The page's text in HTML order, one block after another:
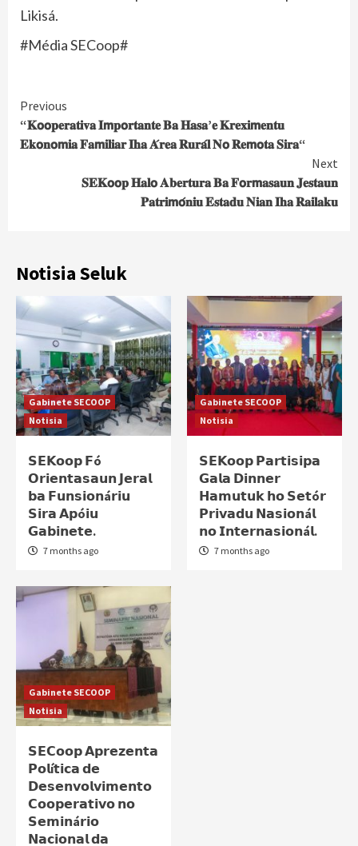
Likisá.
#Média SECoop#
Continue
Reading
Previous
“𝐊𝗼𝗼𝐩𝐞𝐫𝐚𝐭𝐢𝐯𝐚 𝐈𝗺𝐩𝗼𝐫𝐭𝐚𝐧𝐭𝐞 𝐁𝐚 𝐇𝐚𝐬𝐚’𝐞 𝐊𝐫𝐞𝐱𝐢𝗺𝐞𝐧𝐭𝐮
𝐄𝐤𝗼𝐧𝗼𝗺𝐢𝐚 𝐅𝐚𝗺𝐢𝐥𝐢𝐚𝐫 𝐈𝐡𝐚 𝐀́𝐫𝐞𝐚 𝐑𝐮𝐫𝐚́𝐥 𝐍𝗼 𝐑𝐞𝗺𝗼𝐭𝐚 𝐒𝐢𝐫𝐚“
Next
𝐒𝐄𝐊𝗼𝗼𝐩 𝐇𝐚𝐥𝗼 𝐀𝐛𝐞𝐫𝐭𝐮𝐫𝐚 𝐁𝐚 𝐅𝗼𝐫𝗺𝐚𝐬𝐚𝐮𝐧 𝐉𝐞𝐬𝐭𝐚𝐮𝐧
𝐏𝐚𝐭𝐫𝐢𝗺𝗼́𝐧𝐢𝐮 𝐄𝐬𝐭𝐚𝐝𝐮 𝐍𝐢𝐚𝐧 𝐈𝐡𝐚 𝐑𝐚𝐢𝐥𝐚𝐤𝐮
Notisia Seluk
Gabinete SECOOP
Notisia
𝗦𝗘𝗞𝗼𝗼𝗽 𝗙ó
𝗢𝗿𝗶𝗲𝗻𝘁𝗮𝘀𝗮𝘂𝗻 𝗝𝗲𝗿𝗮𝗹
𝗯𝗮 𝗙𝘂𝗻𝘀𝗶𝗼𝗻á𝗿𝗶𝘂
𝗦𝗶𝗿𝗮 𝗔𝗽ó𝗶𝘂
𝗚𝗮𝗯𝗶𝗻𝗲𝘁𝗲.
7 months ago
Gabinete SECOOP
Notisia
𝗦𝗘𝗞𝗼𝗼𝗽 𝗣𝗮𝗿𝘁𝗶𝘀𝗶𝗽𝗮
𝗚𝗮𝗹𝗮 𝗗𝗶𝗻𝗻𝗲𝗿
𝗛𝗮𝗺𝘂𝘁𝘂𝗸 𝗵𝗼 𝗦𝗲𝘁ó𝗿
𝗣𝗿𝗶𝘃𝗮𝗱𝘂 𝗡𝗮𝘀𝗶𝗼𝗻á𝗹
𝗻𝗼 𝗜𝗻𝘁𝗲𝗿𝗻𝗮𝘀𝗶𝗼𝗻á𝗹.
7 months ago
Gabinete SECOOP
Notisia
𝗦𝗘𝗖𝗼𝗼𝗽 𝗔𝗽𝗿𝗲𝘇𝗲𝗻𝘁𝗮
𝗣𝗼𝗹í𝘁𝗶𝗰𝗮 𝗱𝗲
𝗗𝗲𝘀𝗲𝗻𝘃𝗼𝗹𝘃𝗶𝗺𝗲𝗻𝘁𝗼
𝗖𝗼𝗼𝗽𝗲𝗿𝗮𝘁𝗶𝘃𝗼 𝗻𝗼
𝗦𝗲𝗺𝗶𝗻á𝗿𝗶𝗼
𝗡𝗮𝗰𝗶𝗼𝗻𝗮𝗹 𝗱𝗮